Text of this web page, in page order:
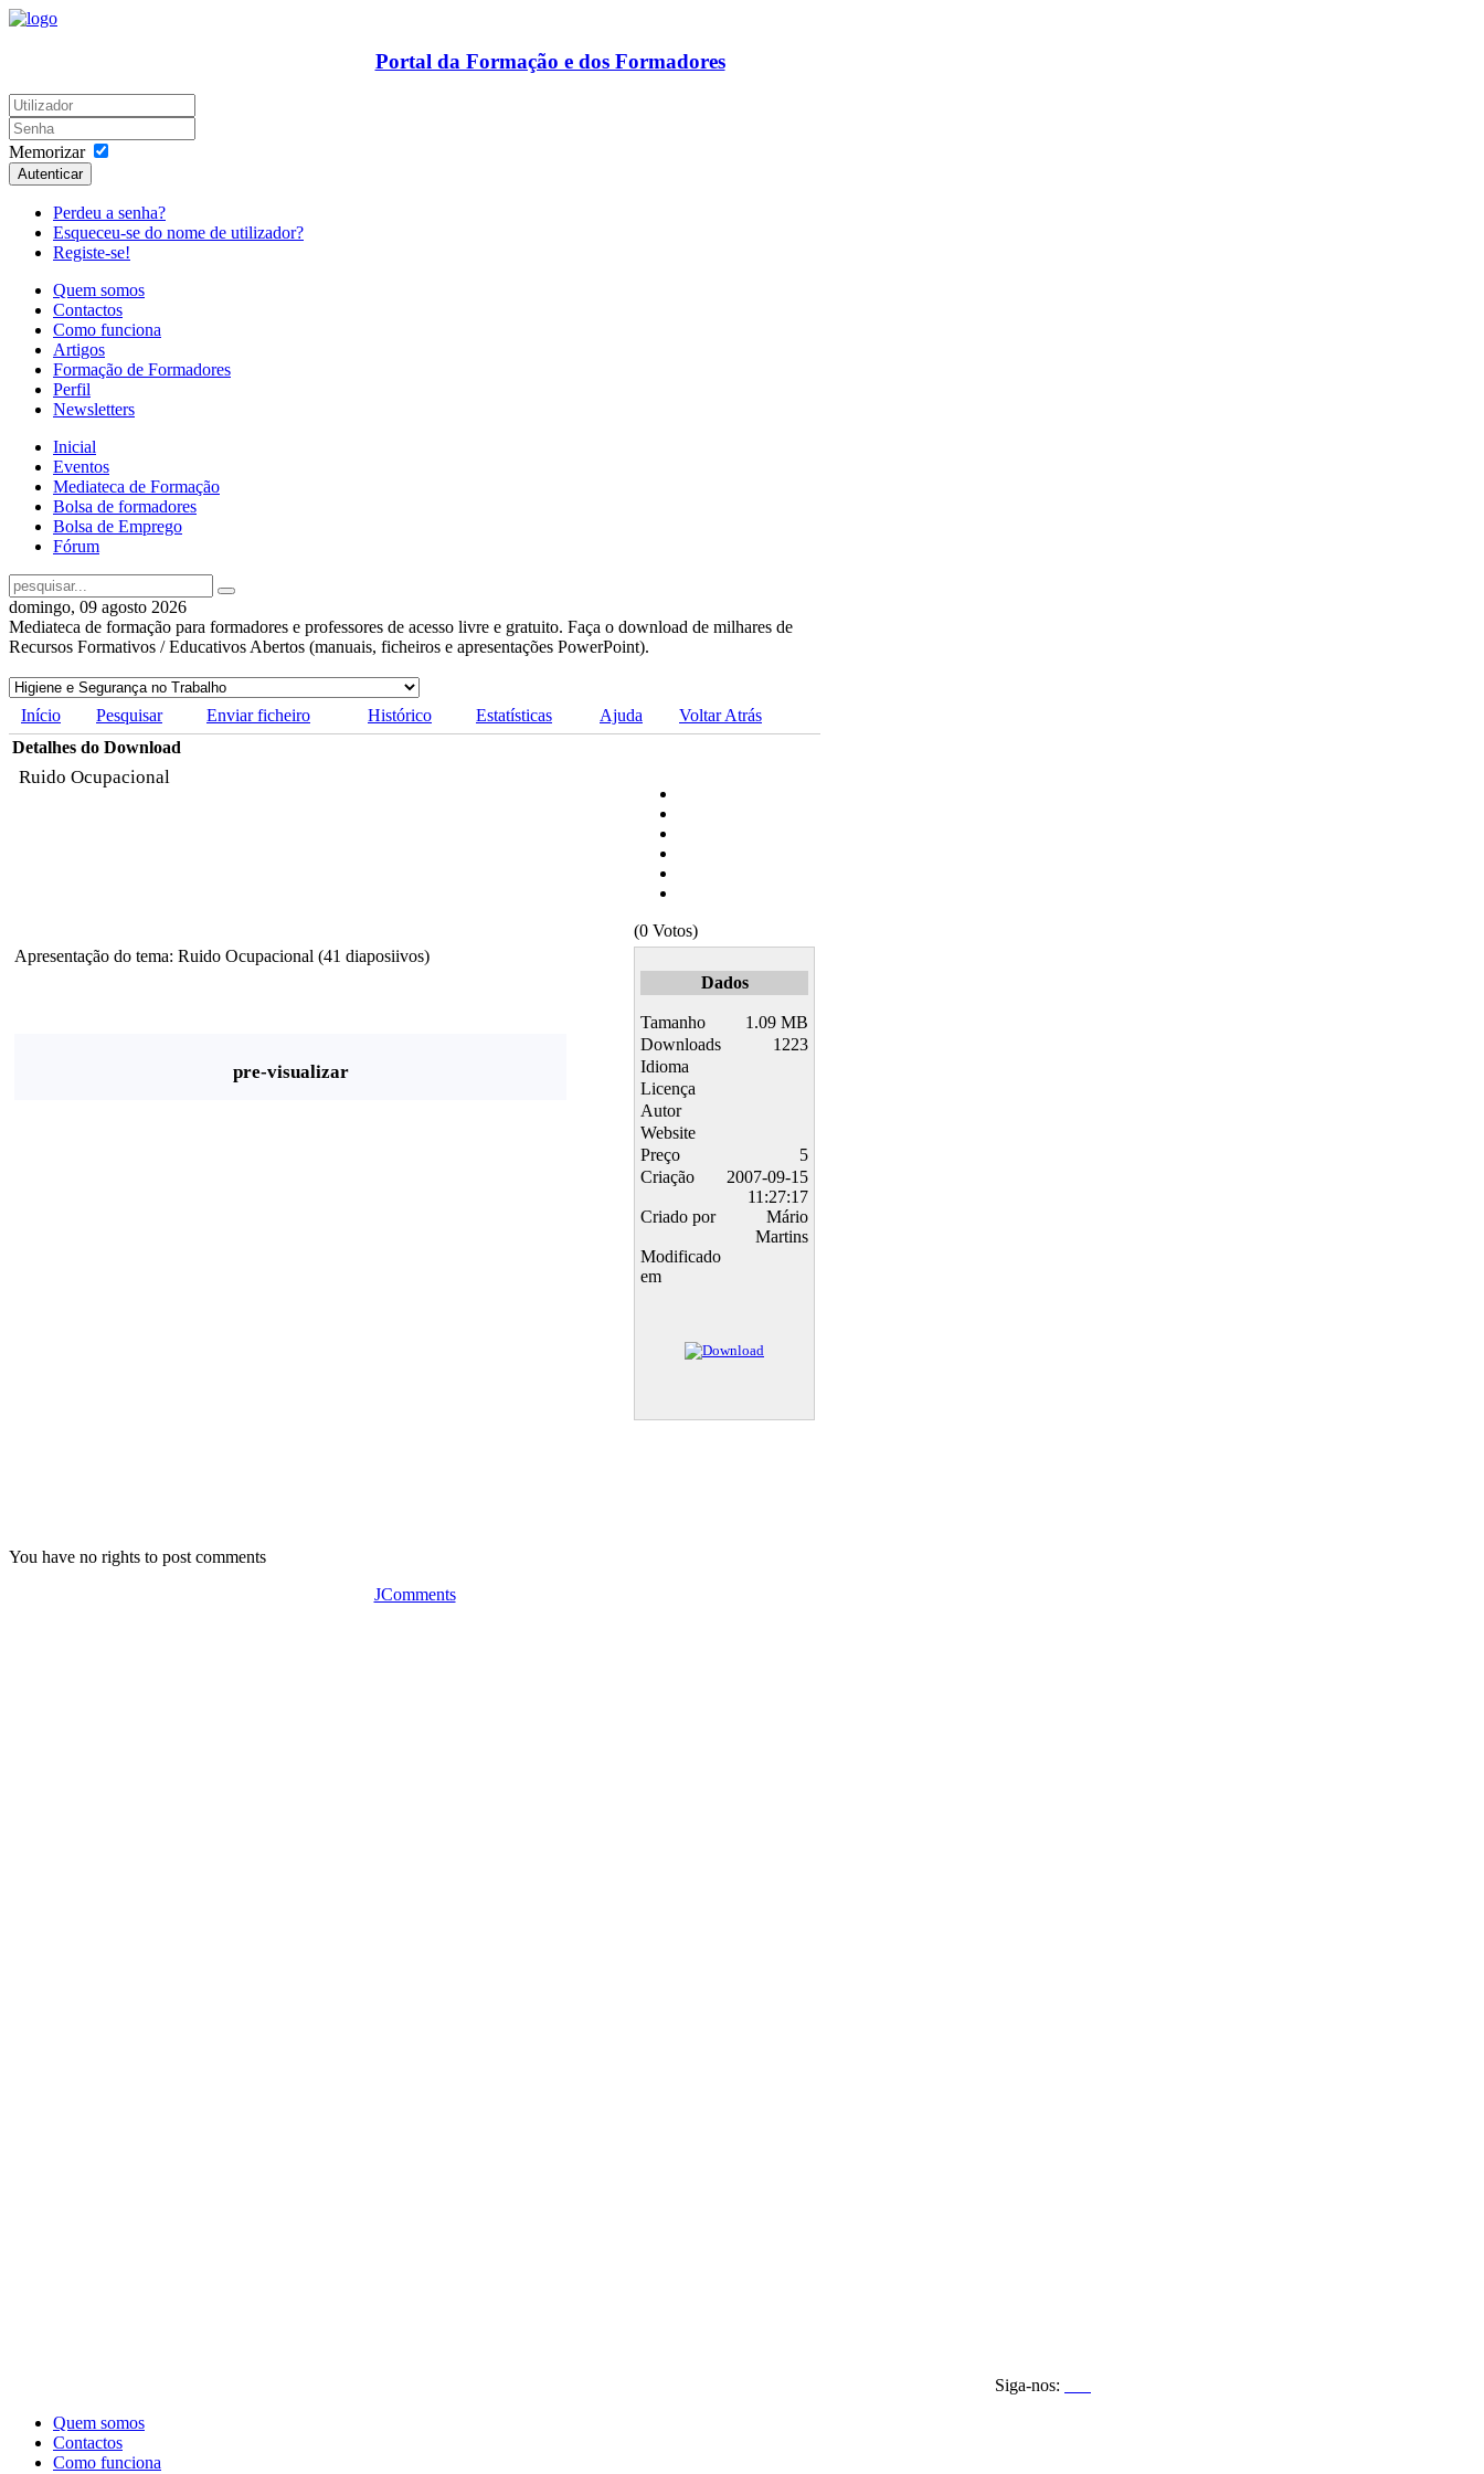
Portal da Formação e dos Formadores
Memorizar
Autenticar
Perdeu a senha?
Esqueceu-se do nome de utilizador?
Registe-se!
Quem somos
Contactos
Como funciona
Artigos
Formação de Formadores
Perfil
Newsletters
Inicial
Eventos
Mediateca de Formação
Bolsa de formadores
Bolsa de Emprego
Fórum
domingo, 09 agosto 2026
Mediateca de formação para formadores e professores de acesso livre e gratuito. Faça o download de milhares de
Recursos Formativos / Educativos Abertos (manuais, ficheiros e apresentações PowerPoint).
Início Pesquisar Enviar ficheiro Histórico Estatísticas Ajuda
Voltar Atrás
Detalhes do Download
Ruido Ocupacional
(0 Votos)
Apresentação do tema: Ruido Ocupacional (41 diaposiivos)
pre-visualizar
Dados
Tamanho
1.09 MB
Downloads
1223
Idioma
Licença
Autor
Website
Preço
5
Criação
2007-09-15
11:27:17
Criado por
Mário
Martins
Modificado
em
You have no rights to post comments
JComments
Siga-nos:
Quem somos
Contactos
Como funciona